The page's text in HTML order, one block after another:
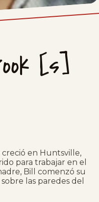
[s]
creció en Huntsville,
para trabajar en el
Bill comenzó su
las paredes del